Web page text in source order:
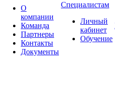
О
компании
Команда
Партнеры
Контакты
Документы
Специалистам
Личный
кабинет
Обучение